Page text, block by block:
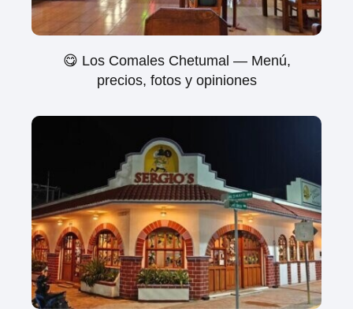
😋 Los Comales Chetumal — Menú,
precios, fotos y opiniones